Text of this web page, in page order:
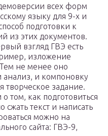
всех форм
языку для 9-х и
подготовки к
из этих документов.
взгляд ГВЭ есть
изложение
не менее оно
анализ, и компоновку
творческое задание.
том, как подготовиться
текст и написать
можно на
сайта: ГВЭ-9,